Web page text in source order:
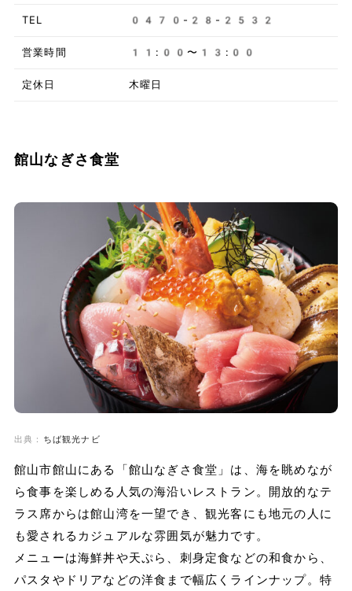
TEL 0470-28-2532
営業時間 11:00〜13:00
定休日 木曜日
館山なぎさ食堂
出典： ちば観光ナビ
館山市館山にある「館山なぎさ食堂」は、海を眺めなが
ら食事を楽しめる人気の海沿いレストラン。開放的なテ
ラス席からは館山湾を一望でき、観光客にも地元の人に
も愛されるカジュアルな雰囲気が魅力です。
メニューは海鮮丼や天ぷら、刺身定食などの和食から、
パスタやドリアなどの洋食まで幅広くラインナップ。特